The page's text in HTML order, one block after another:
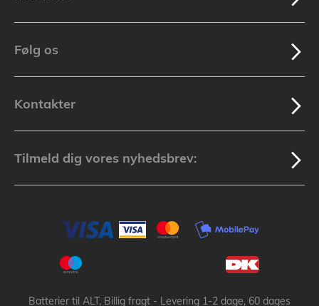
Følg os
Kontakter
Tilmeld dig vores nyhedsbrev:
Batterier til ALT, Billig fragt - Levering 1-2 dage, 60 dages